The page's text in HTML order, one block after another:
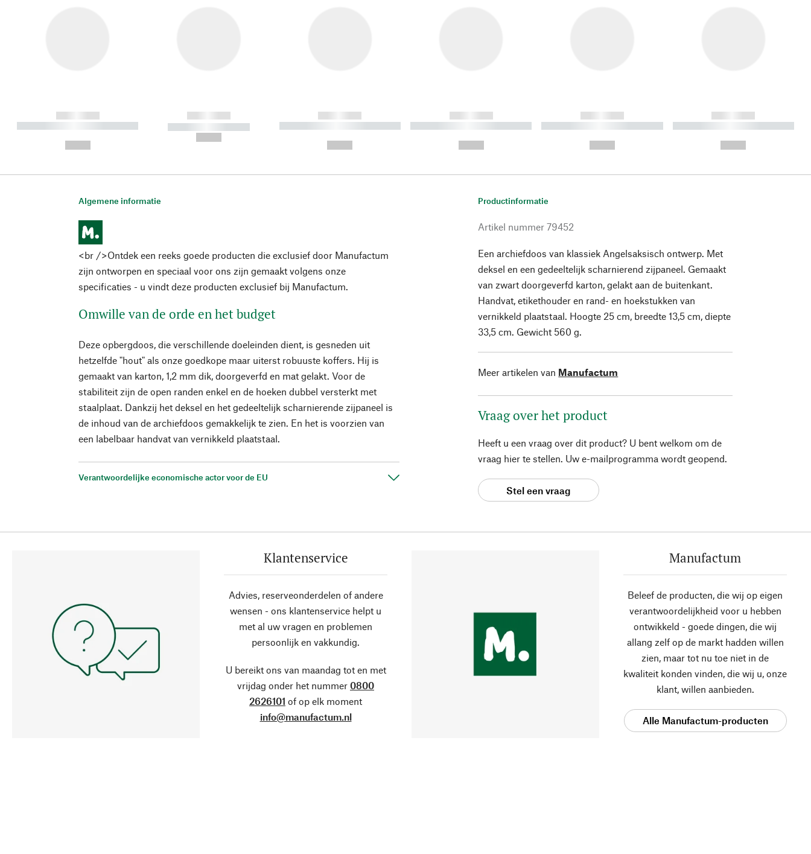
------------
----------- ----------- ----------
------------
----------- -----------
------------
----------- ----------- ----------
------------
----------- ----------- ----------
------------
----------- ----------- ----------
------------
----------- ----------- ----------
Algemene informatie
<br />Ontdek een reeks goede producten die exclusief door Manufactum
zijn ontworpen en speciaal voor ons zijn gemaakt volgens onze
specificaties - u vindt deze producten exclusief bij Manufactum.
Omwille van de orde en het budget
Deze opbergdoos, die verschillende doeleinden dient, is gesneden uit
hetzelfde "hout" als onze goedkope maar uiterst robuuste koffers. Hij is
gemaakt van karton, 1,2 mm dik, doorgeverfd en mat gelakt. Voor de
stabiliteit zijn de open randen enkel en de hoeken dubbel versterkt met
staalplaat. Dankzij het deksel en het gedeeltelijk scharnierende zijpaneel is
de inhoud van de archiefdoos gemakkelijk te zien. En het is voorzien van
een labelbaar handvat van vernikkeld plaatstaal.
Verantwoordelijke economische actor voor de EU
Productinformatie
Artikel nummer 79452
Een archiefdoos van klassiek Angelsaksisch ontwerp. Met
deksel en een gedeeltelijk scharnierend zijpaneel. Gemaakt
van zwart doorgeverfd karton, gelakt aan de buitenkant.
Handvat, etikethouder en rand- en hoekstukken van
vernikkeld plaatstaal. Hoogte 25 cm, breedte 13,5 cm, diepte
33,5 cm. Gewicht 560 g.
Meer artikelen van Manufactum
Vraag over het product
Heeft u een vraag over dit product? U bent welkom om de
vraag hier te stellen. Uw e-mailprogramma wordt geopend.
Stel een vraag
Klantenservice
Advies, reserveonderdelen of andere
wensen - ons klantenservice helpt u
met al uw vragen en problemen
persoonlijk en vakkundig.
U bereikt ons van maandag tot en met
vrijdag onder het nummer 0800
2626101 of op elk moment
info@manufactum.nl
Manufactum
Beleef de producten, die wij op eigen
verantwoordelijkheid voor u hebben
ontwikkeld - goede dingen, die wij
allang zelf op de markt hadden willen
zien, maar tot nu toe niet in de
kwaliteit konden vinden, die wij u, onze
klant, willen aanbieden.
Alle Manufactum-producten